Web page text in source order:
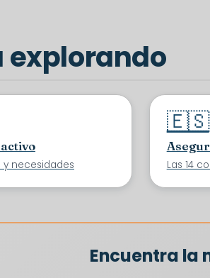
explorando
y necesidades
🇪🇸
Las 14
Encuentra la